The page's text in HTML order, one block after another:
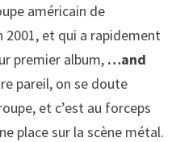
américain de
2001, et qui a rapidement
premier album, …and
pareil, on se doute
et c’est au forceps
place sur la scène métal.